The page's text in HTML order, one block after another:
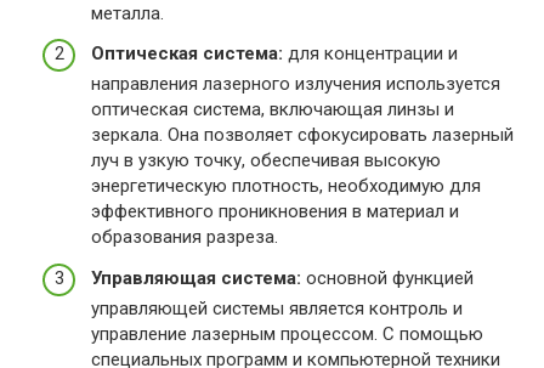
металла.
Оптическая система: для концентрации и
направления лазерного излучения используется
оптическая система, включающая линзы и
зеркала. Она позволяет сфокусировать лазерный
луч в узкую точку, обеспечивая высокую
энергетическую плотность, необходимую для
эффективного проникновения в материал и
образования разреза.
Управляющая система: основной функцией
управляющей системы является контроль и
управление лазерным процессом. С помощью
специальных программ и компьютерной техники